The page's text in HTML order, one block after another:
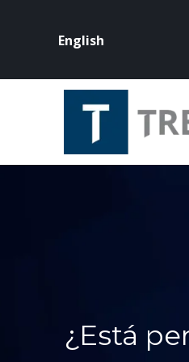
English
¿Está